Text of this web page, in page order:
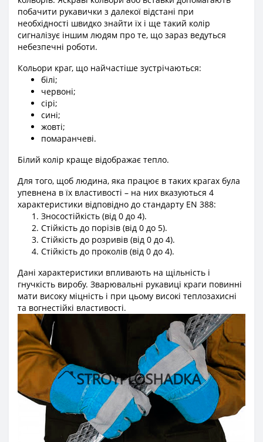
побачити рукавички з далекої відстані при
необхідності швидко знайти їх і ще такий колір
сигналізує іншим людям про те, що зараз ведуться
небезпечні роботи.
Кольори краг, що найчастіше зустрічаються:
білі;
червоні;
сірі;
сині;
жовті;
помаранчеві.
Білий колір краще відображає тепло.
Для того, щоб людина, яка працює в таких крагах була
упевнена в їх властивості – на них вказуються 4
характеристики відповідно до стандарту EN 388:
Зносостійкість (від 0 до 4).
Стійкість до порізів (від 0 до 5).
Стійкість до розривів (від 0 до 4).
Стійкість до проколів (від 0 до 4).
Дані характеристики впливають на щільність і
гнучкість виробу. Зварювальні рукавиці краги повинні
мати високу міцність і при цьому високі теплозахисні
та вогнестійкі властивості.